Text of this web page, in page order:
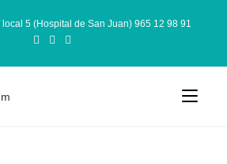
5 (Hospital de San Juan) 965 12 98 91